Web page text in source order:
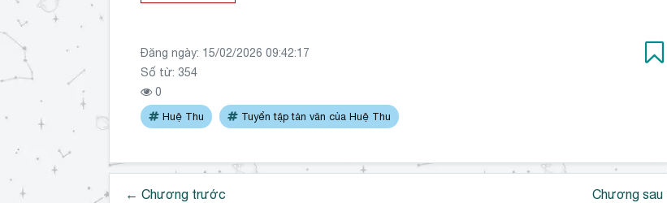
Đăng ngày: 15/02/2026 09:42:17
Số từ: 354
0
Huệ Thu Tuyển tập tản văn của Huệ Thu
← Chương trước Chương